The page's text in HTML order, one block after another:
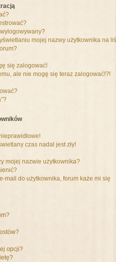
mojej nazwy użytkownika na
się zalogować!
ale nie mogę się teraz zalogować!?!
czas nadal jest zły!
mojej nazwie użytkownika?
mail do użytkownika, forum każe mi się
opcji?